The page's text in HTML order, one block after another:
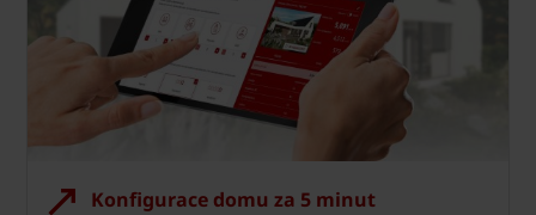
Konfigurace domu za 5 minut